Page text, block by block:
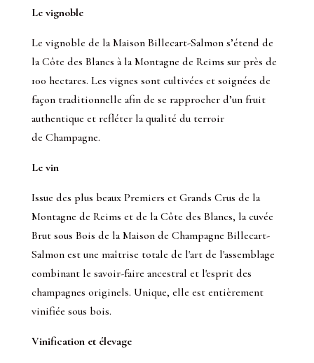
Le vignoble
Le vignoble de la Maison Billecart-Salmon s’étend de
la Côte des Blancs à la Montagne de Reims sur près de
100 hectares. Les vignes sont cultivées et soignées de
façon traditionnelle afin de se rapprocher d’un fruit
authentique et refléter la qualité du terroir
de Champagne.
Le vin
Issue des plus beaux Premiers et Grands Crus de la
Montagne de Reims et de la Côte des Blancs, la cuvée
Brut sous Bois de la Maison de Champagne Billecart-
Salmon est une maîtrise totale de l'art de l'assemblage
combinant le savoir-faire ancestral et l'esprit des
champagnes originels. Unique, elle est entièrement
vinifiée sous bois.
Vinification et élevage